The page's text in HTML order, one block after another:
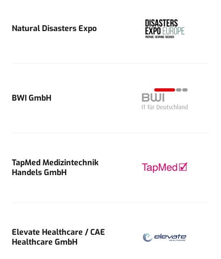
Natural Disasters Expo
BWI GmbH
TapMed Medizintechnik
Handels GmbH
Elevate Healthcare / CAE
Healthcare GmbH